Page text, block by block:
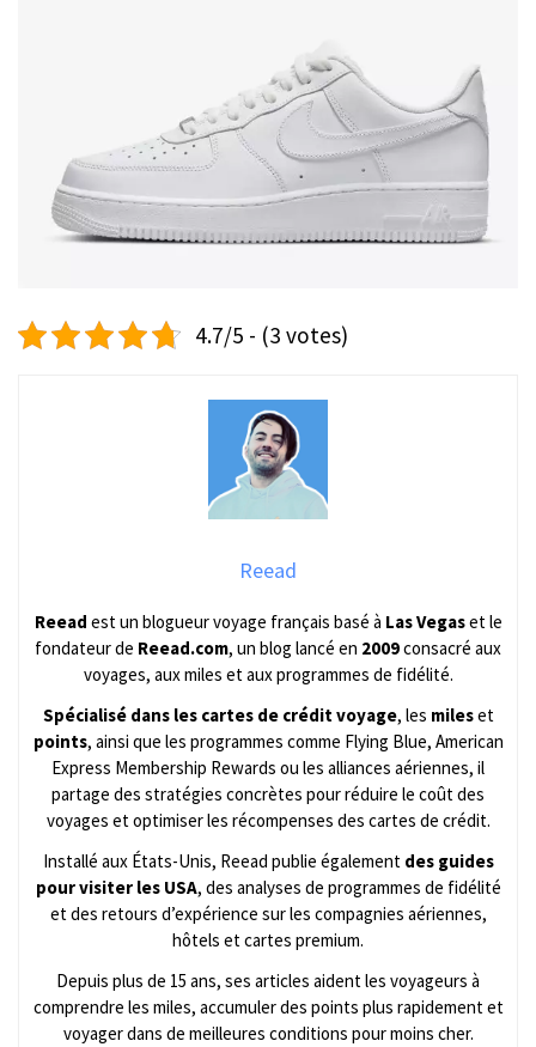
4.7/5 - (3 votes)
Reead
Reead est un blogueur voyage français basé à Las Vegaset le
fondateur de Reead.com, un blog lancé en 2009consacré aux
voyages, aux miles et aux programmes de fidélité.
Spécialisé dans les cartes de crédit voyage, les mileset
points, ainsi que les programmes comme Flying Blue, American
Express Membership Rewards ou les alliances aériennes, il
partage des stratégies concrètes pour réduire le coût des
voyages et optimiser les récompenses des cartes de crédit.
Installé aux États-Unis, Reead publie également des guides
pour visiter les USA, des analyses de programmes de fidélité
et des retours d’expérience sur les compagnies aériennes,
hôtels et cartes premium.
Depuis plus de 15 ans, ses articles aident les voyageurs à
comprendre les miles, accumuler des points plus rapidement et
voyager dans de meilleures conditions pour moins cher.